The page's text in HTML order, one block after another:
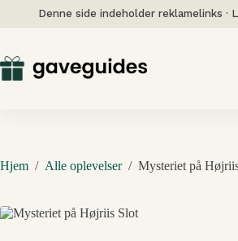
Denne side indeholder reklamelinks ·
Hjem / Alle oplevelser / Mysteriet på